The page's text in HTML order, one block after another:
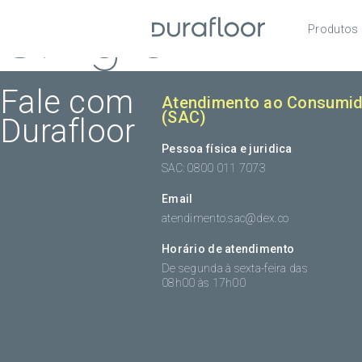
Produtos
Single
Fale com
Durafloor
Atendimento ao
(SAC)
Pessoa física e juridica
SAC: 0800 011 7073
Email
atendimento.sac@dex.co
Horário de atendimento
De segunda à sexta-feira das
08h00 às 17h00